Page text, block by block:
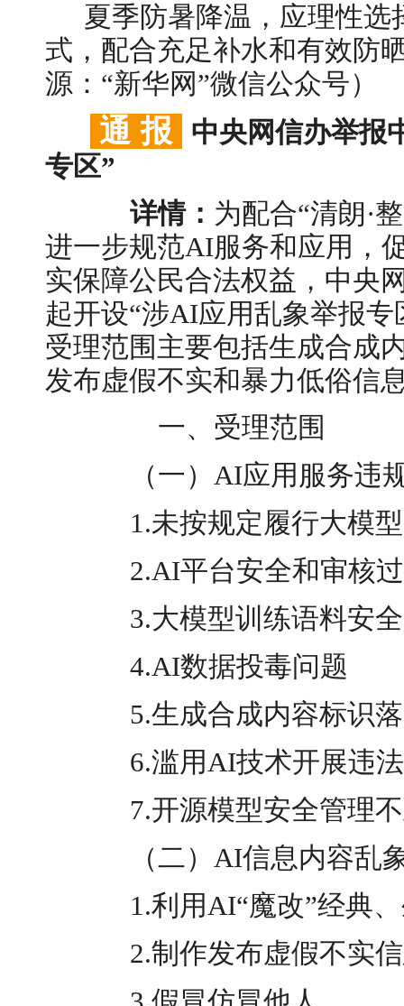
夏季防暑降温，应理性
式，配合充足补水和有效防
源：“新华网”微信公众号）
通 报
中央网信办举报
专区”
详情： 为配合“清朗·
进一步规范AI服务和应用，
实保障公民合法权益，中央
起开设“涉AI应用乱象举报
受理范围主要包括生成合成
发布虚假不实和暴力低俗信
一、受理范围
（一）AI应用服务违
1.未按规定履行大模型
2.AI平台安全和审核过
3.大模型训练语料安全
4.AI数据投毒问题
5.生成合成内容标识落
6.滥用AI技术开展违法
7.开源模型安全管理不
（二）AI信息内容乱
1.利用AI“魔改”经典、
2.制作发布虚假不实